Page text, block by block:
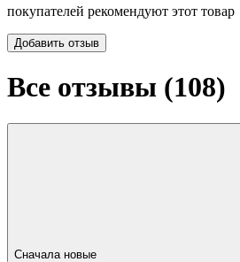
покупателей рекомендуют этот товар
Добавить отзыв
Все отзывы (108)
Сначала новые